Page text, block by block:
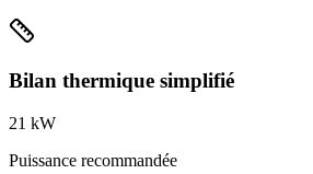
Bilan thermique simplifié
21 kW
Puissance recommandée